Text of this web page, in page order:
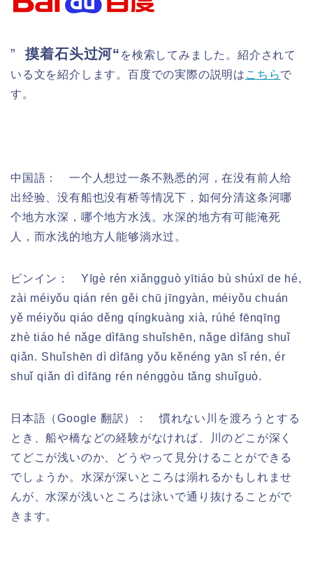
”摸着石头过河“ を検索してみました。紹介されて
いる文を紹介します。百度での実際の説明は こちらで
す。
中国語： 一个人想过一条不熟悉的河，在没有前人给
出经验、没有船也没有桥等情况下，如何分清这条河哪
个地方水深，哪个地方水浅。水深的地方有可能淹死
人，而水浅的地方人能够淌水过。
ピンイン： Yīgè rén xiǎngguò yītiáo bù shúxī de hé,
zài méiyǒu qián rén gěi chū jīngyàn, méiyǒu chuán
yě méiyǒu qiáo děng qíngkuàng xià, rúhé fēnqīng
zhè tiáo hé nǎge dìfāng shuǐshēn, nǎge dìfāng shuǐ
qiǎn. Shuǐshēn dì dìfāng yǒu kěnéng yān sǐ rén, ér
shuǐ qiǎn dì dìfāng rén nénggòu tǎng shuǐguò.
日本語（Google 翻訳）：慣れない川を渡ろうとする
とき、船や橋などの経験がなければ、川のどこが深く
てどこが浅いのか、どうやって見分けることができる
でしょうか。水深が深いところは溺れるかもしれませ
んが、水深が浅いところは泳いで通り抜けることがで
きます。